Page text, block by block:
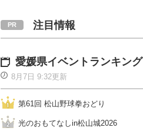
注目情報
愛媛県イベントランキング
8月7日 9:32更新
第61回 松山野球拳おどり
光のおもてなしin松山城2026